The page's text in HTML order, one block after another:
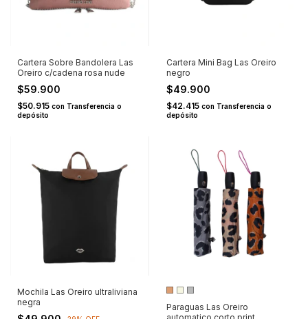
Cartera Sobre Bandolera Las
Oreiro c/cadena rosa nude
$59.900
$50.915 con Transferencia o
depósito
Cartera Mini Bag Las Oreiro
negro
$49.900
$42.415 con Transferencia o
depósito
Mochila Las Oreiro ultraliviana
negra
Paraguas Las Oreiro